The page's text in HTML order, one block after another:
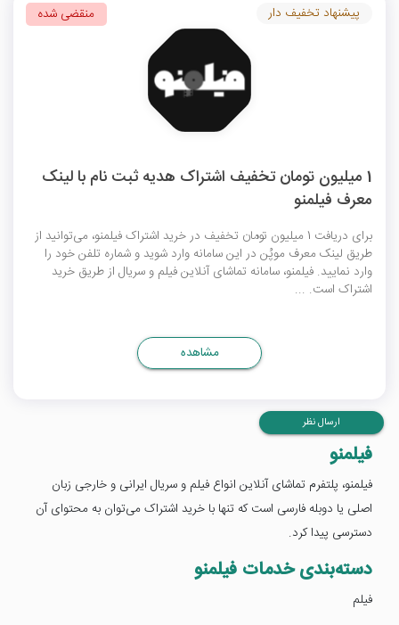
1 میلیون تومان تخفیف اشتراک هدیه ثبت نام با لینک
معرف فیلمنو
برای دریافت 1 میلیون تومان تخفیف در خرید اشتراک فیلمنو، می‌توانید از
طریق لینک معرف موپُن در این سامانه وارد شوید و شماره تلفن خود را
وارد نمایید. فیلمنو، سامانه تماشای آنلاین فیلم و سریال از طریق خرید
اشتراک است. ...
پیشنهاد تخفیف دار منقضی شده
مشاهده
ارسال نظر
فیلمنو
فیلمنو، پلتفرم تماشای آنلاین انواع فیلم و سریال ایرانی و خارجی زبان
اصلی یا دوبله فارسی است که تنها با خرید اشتراک می‌توان به محتوای آن
دسترسی پیدا کرد.
دسته‌بندی خدمات فیلمنو
فیلم